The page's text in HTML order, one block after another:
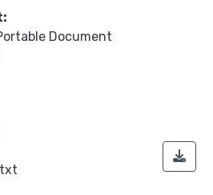
Document